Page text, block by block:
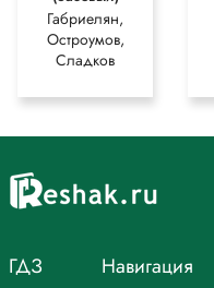
Габриелян,
Остроумов,
Сладков
ГДЗ Навигация